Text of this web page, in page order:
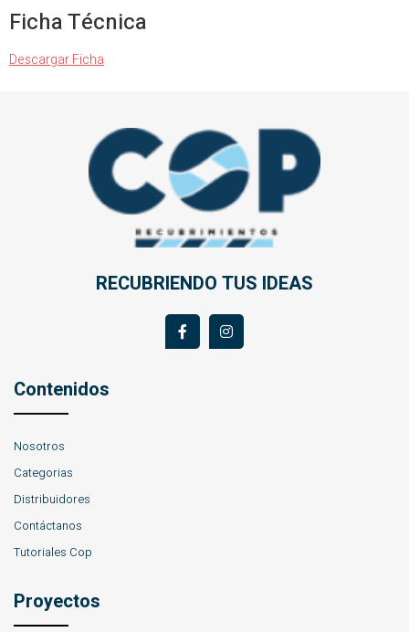
Ficha Técnica
Descargar Ficha
RECUBRIENDO TUS IDEAS
Contenidos
Nosotros
Categorias
Distribuidores
Contáctanos
Tutoriales Cop
Proyectos